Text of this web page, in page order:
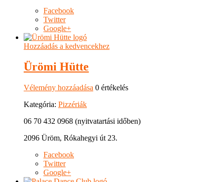
Facebook
Twitter
Google+
Hozzáadás a kedvencekhez
Ürömi Hütte
Vélemény hozzáadása 0 értékelés
Kategória: Pizzériák
06 70 432 0968 (nyitvatartási időben)
2096 Üröm, Rókahegyi út 23.
Facebook
Twitter
Google+